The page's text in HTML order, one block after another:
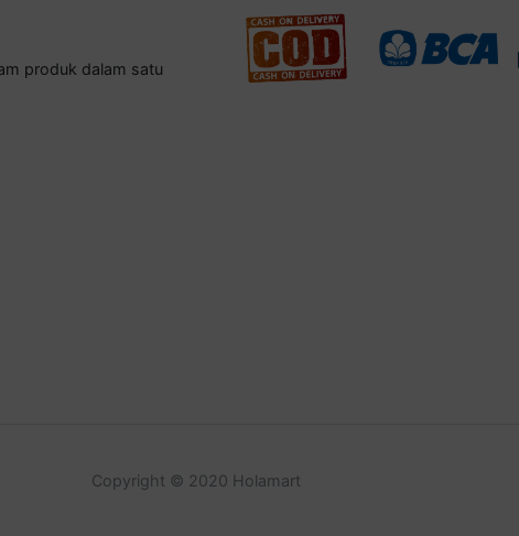
produk dalam satu
Copyright © 2020 Holamart